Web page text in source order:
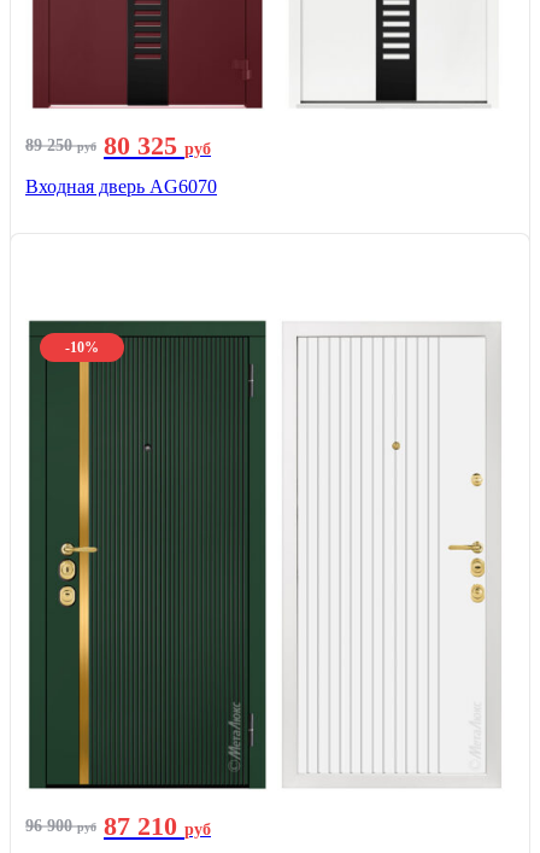
89 250руб 80 325 руб
Входная дверь AG6070
-10%
96 900руб 87 210 руб